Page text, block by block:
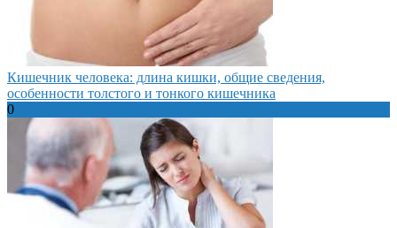
Кишечник человека: длина кишки, общие сведения,
особенности толстого и тонкого кишечника
0